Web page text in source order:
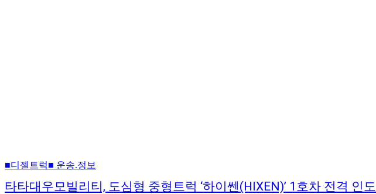
■디젤트럭■ 운송.정보
타타대우모빌리티, 도심형 중형트럭 ‘하이쎈(HIXEN)’ 1호차 전격 인도